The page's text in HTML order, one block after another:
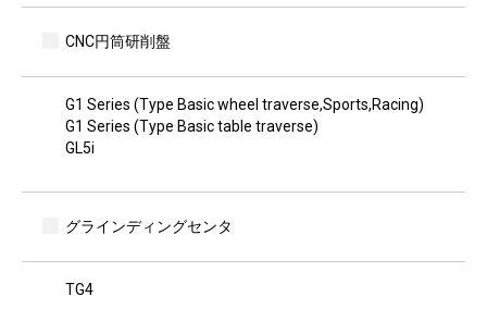
CNC円筒研削盤
G1 Series (Type Basic wheel traverse,Sports,Racing)
G1 Series (Type Basic table traverse)
GL5i
グラインディングセンタ
TG4